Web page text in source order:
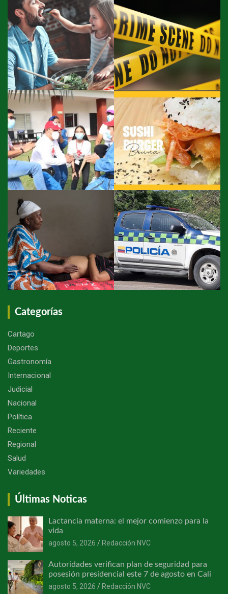
Categorías
Cartago
Deportes
Gastronomía
Internacional
Judicial
Nacional
Política
Reciente
Regional
Salud
Variedades
Últimas Noticas
Lactancia materna: el mejor comienzo para la
vida
agosto 5, 2026
Redacción NVC
Autoridades verifican plan de seguridad para
posesión presidencial este 7 de agosto en Cali
agosto 5, 2026
Redacción NVC